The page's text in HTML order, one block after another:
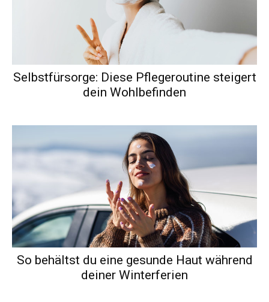
Selbstfürsorge: Diese Pflegeroutine steigert
dein Wohlbefinden
So behältst du eine gesunde Haut während
deiner Winterferien